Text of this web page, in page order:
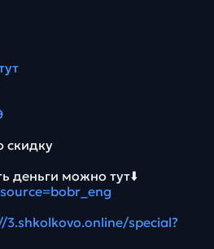
скидку
деньги можно тут⬇️
special?